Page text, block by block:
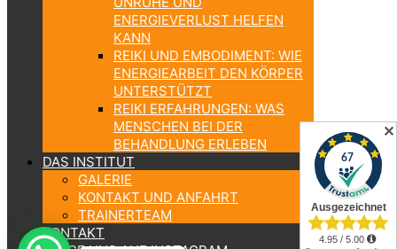
✕
ENERGIEVERLUST HELFEN
KANN
REIKI UND EMBODIMENT: WIE
ENERGIEARBEIT DEN KÖRPER
UNTERSTÜTZT
REIKI ERFAHRUNGEN: WAS
MENSCHEN BEI DER
BEHANDLUNG ERLEBEN
DAS INSTITUT
GALERIE
KONTAKT UND ANFAHRT
TRAINERTEAM
KONTAKT